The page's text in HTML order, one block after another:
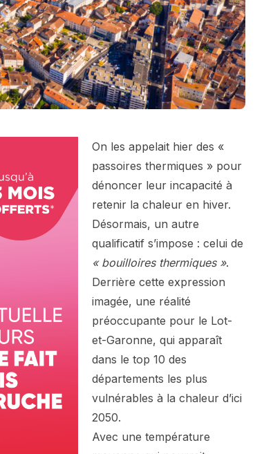
On les appelait hier des «
passoires thermiques » pour
dénoncer leur incapacité à
retenir la chaleur en hiver.
Désormais, un autre
qualificatif s’impose : celui de
« bouilloires thermiques ».
Derrière cette expression
imagée, une réalité
préoccupante pour le Lot-
et-Garonne, qui apparaît
dans le top 10 des
départements les plus
vulnérables à la chaleur d’ici
2050.
Avec une température